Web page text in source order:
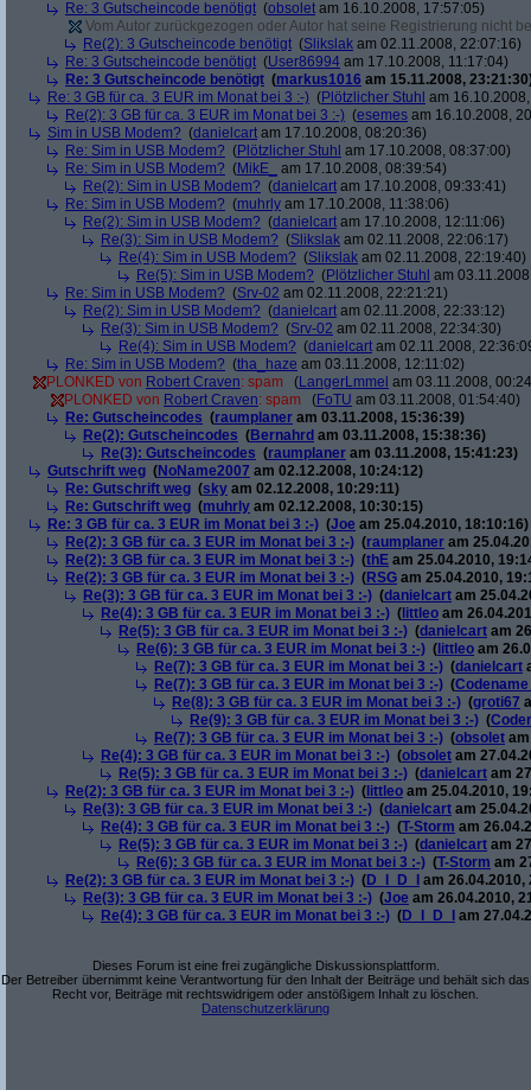
Re: 3 Gutscheincode benötigt (obsolet am 16.10.2008, 17:57:05)
Vom Autor zurückgezogen oder Autor hat seine Registrierung nicht
Re(2): 3 Gutscheincode benötigt (Slikslak am 02.11.2008, 22:07:16)
Re: 3 Gutscheincode benötigt (User86994 am 17.10.2008, 11:17:04)
Re: 3 Gutscheincode benötigt (markus1016 am 15.11.2008,
Re: 3 GB für ca. 3 EUR im Monat bei 3 :-) (Plötzlicher Stuhl am
Re(2): 3 GB für ca. 3 EUR im Monat bei 3 :-) (esemes am 16.10.2008,
Sim in USB Modem? (danielcart am 17.10.2008, 08:20:36)
Re: Sim in USB Modem? (Plötzlicher Stuhl am 17.10.2008, 08:37:00)
Re: Sim in USB Modem? (MikE_
am 17.10.2008, 08:39:54)
Re(2): Sim in USB Modem? (danielcart am 17.10.2008, 09:33:41)
Re: Sim in USB Modem? (muhrly am 17.10.2008, 11:38:06)
Re(2): Sim in USB Modem? (danielcart am 17.10.2008, 12:11:06)
Re(3): Sim in USB Modem? (Slikslak am 02.11.2008, 22:06:17)
Re(4): Sim in USB Modem? (Slikslak am 02.11.2008, 22:19:40)
Re(5): Sim in USB Modem? (Plötzlicher Stuhl am
Re: Sim in USB Modem? (Srv-02 am 02.11.2008, 22:21:21)
Re(2): Sim in USB Modem? (danielcart am 02.11.2008, 22:33:12)
Re(3): Sim in USB Modem? (Srv-02 am 02.11.2008, 22:34:30)
Re(4): Sim in USB Modem? (danielcart am 02.11.2008,
Re: Sim in USB Modem? (tha_haze am 03.11.2008, 12:11:02)
PLONKED von Robert Craven: spam (LangerLmmel am 03.11.2008,
PLONKED von Robert Craven: spam (FoTU am 03.11.2008, 01:54:40)
Re: Gutscheincodes (raumplaner am 03.11.2008, 15:36:39)
Re(2): Gutscheincodes (Bernahrd am 03.11.2008, 15:38:36)
Re(3): Gutscheincodes (raumplaner am 03.11.2008, 15:41:23)
Gutschrift weg (NoName2007 am 02.12.2008, 10:24:12)
Re: Gutschrift weg (sky am 02.12.2008, 10:29:11)
Re: Gutschrift weg (muhrly am 02.12.2008, 10:30:15)
Re: 3 GB für ca. 3 EUR im Monat bei 3 :-) (Joe am 25.04.2010, 18:10:16)
Re(2): 3 GB für ca. 3 EUR im Monat bei 3 :-) (raumplaner am
Re(2): 3 GB für ca. 3 EUR im Monat bei 3 :-) (thE am 25.04.2010,
Re(2): 3 GB für ca. 3 EUR im Monat bei 3 :-) (RSG am 25.04.2010,
Re(3): 3 GB für ca. 3 EUR im Monat bei 3 :-) (danielcart am
Re(4): 3 GB für ca. 3 EUR im Monat bei 3 :-) ( littleo am
Re(5): 3 GB für ca. 3 EUR im Monat bei 3 :-) (danielcart am
Re(6): 3 GB für ca. 3 EUR im Monat bei 3 :-) ( littleo am
Re(7): 3 GB für ca. 3 EUR im Monat bei 3 :-) (danielcart
Re(7): 3 GB für ca. 3 EUR im Monat bei 3 :-) (Codename
Re(8): 3 GB für ca. 3 EUR im Monat bei 3 :-) (groti67
Re(9): 3 GB für ca. 3 EUR im Monat bei 3 :-) (
Re(7): 3 GB für ca. 3 EUR im Monat bei 3 :-) (obsolet
Re(4): 3 GB für ca. 3 EUR im Monat bei 3 :-) (obsolet am
Re(5): 3 GB für ca. 3 EUR im Monat bei 3 :-) (danielcart am
Re(2): 3 GB für ca. 3 EUR im Monat bei 3 :-) ( littleo am 25.04.2010,
Re(3): 3 GB für ca. 3 EUR im Monat bei 3 :-) (danielcart am
Re(4): 3 GB für ca. 3 EUR im Monat bei 3 :-) (T-Storm am
Re(5): 3 GB für ca. 3 EUR im Monat bei 3 :-) (danielcart am
Re(6): 3 GB für ca. 3 EUR im Monat bei 3 :-) (T-Storm am
Re(2): 3 GB für ca. 3 EUR im Monat bei 3 :-) (D_I_D_I
am 26.04.2010,
Re(3): 3 GB für ca. 3 EUR im Monat bei 3 :-) (Joe am 26.04.2010,
Re(4): 3 GB für ca. 3 EUR im Monat bei 3 :-) (D_I_D_I am
Dieses Forum ist eine frei zugängliche Diskussionsplattform.
Der Betreiber übernimmt keine Verantwortung für den Inhalt der Beiträge und behält sich das
Recht vor, Beiträge mit rechtswidrigem oder anstößigem Inhalt zu löschen.
Datenschutzerklärung